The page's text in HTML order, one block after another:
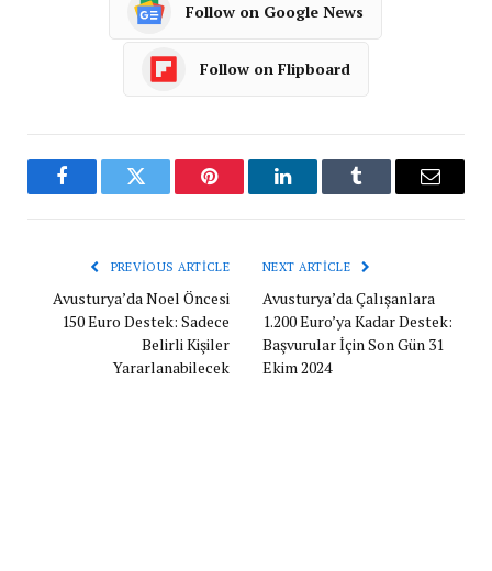
Follow on Google News
Follow on Flipboard
FacebookTwitter Pinterest LinkedInTumblr Email
PREVIOUS ARTICLE
Avusturya’da Noel Öncesi
150 Euro Destek: Sadece
Belirli Kişiler
Yararlanabilecek
NEXT ARTICLE
Avusturya’da Çalışanlara
1.200 Euro’ya Kadar Destek:
Başvurular İçin Son Gün 31
Ekim 2024